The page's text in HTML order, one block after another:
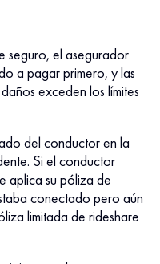
seguro, el asegurador
a pagar primero, y las
exceden los límites
del conductor en la
Si el conductor
aplica su póliza de
conectado pero aún
limitada de rideshare